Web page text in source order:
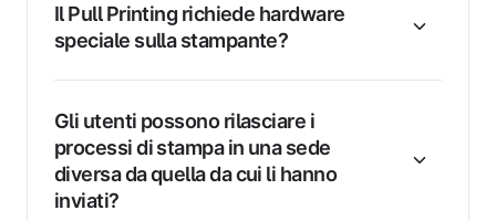
Il Pull Printing richiede hardware
speciale sulla stampante?
Gli utenti possono rilasciare i
processi di stampa in una sede
diversa da quella da cui li hanno
inviati?